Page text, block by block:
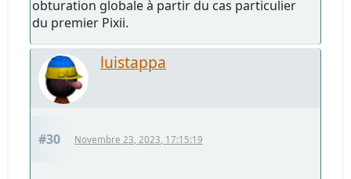
obturation globale à partir du cas particulier
du premier Pixii.
luistappa
#30 Novembre 23, 2023, 17:15:19